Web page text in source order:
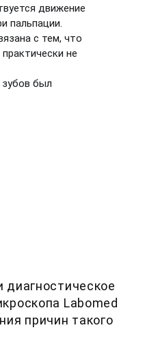
движение
пальпации.
с тем, что
не
был
Labomed
причин такого